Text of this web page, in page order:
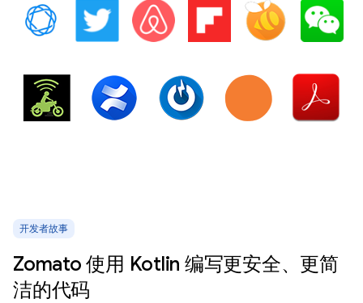
开发者故事
Zomato 使用 Kotlin 编写更安全、更简
洁的代码